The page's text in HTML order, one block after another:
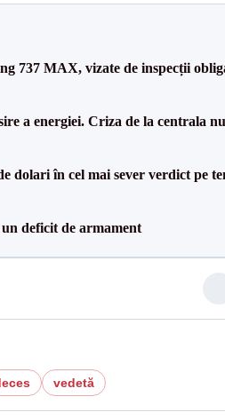
737 MAX, vizate de inspecții
a energiei. Criza de la centrala
dolari în cel mai sever verdict pe
deficit de armament
vedetă